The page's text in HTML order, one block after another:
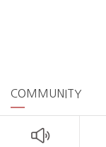
COMMUNITY